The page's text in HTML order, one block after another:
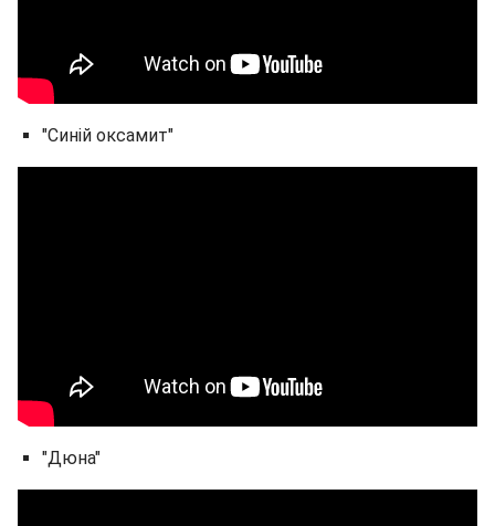
"Синій оксамит"
"Дюна"